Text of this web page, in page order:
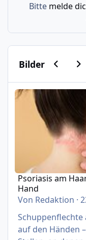
Bitte melde
Bilder
Psoriasis am
Psoriasis am
Hand
Von Redaktion ·
Schuppenflechte
auf den Händen